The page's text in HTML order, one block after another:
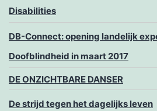
Disabilities
DB-Connect: opening landelijk
Doofblindheid in maart 2017
DE ONZICHTBARE DANSER
De strijd tegen het dagelijks leven